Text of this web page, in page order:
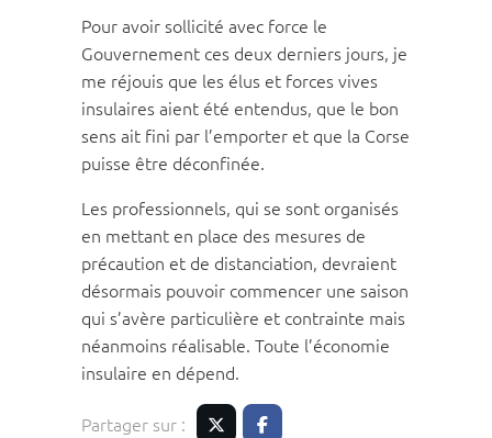
Pour avoir sollicité avec force le
Gouvernement ces deux derniers jours, je
me réjouis que les élus et forces vives
insulaires aient été entendus, que le bon
sens ait fini par l’emporter et que la Corse
puisse être déconfinée.
Les professionnels, qui se sont organisés
en mettant en place des mesures de
précaution et de distanciation, devraient
désormais pouvoir commencer une saison
qui s’avère particulière et contrainte mais
néanmoins réalisable. Toute l’économie
insulaire en dépend.
Partager sur : Twitter